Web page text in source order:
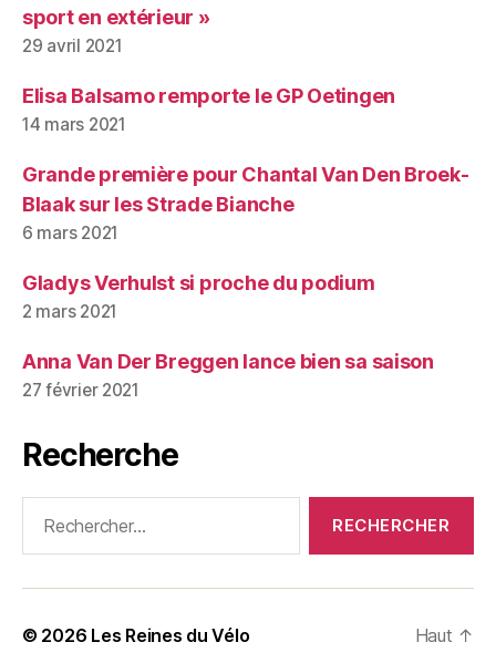
sport en extérieur »
29 avril 2021
Elisa Balsamo remporte le GP Oetingen
14 mars 2021
Grande première pour Chantal Van Den Broek-
Blaak sur les Strade Bianche
6 mars 2021
Gladys Verhulst si proche du podium
2 mars 2021
Anna Van Der Breggen lance bien sa saison
27 février 2021
Recherche
© 2026 Les Reines du Vélo Haut ↑